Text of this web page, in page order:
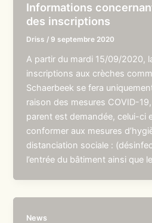
Informations
des inscriptions
Driss / 9 septembre 2020
A partir du mardi 15/09/2020,
inscriptions aux crèches
Schaerbeek se fera
raison des mesures COVID-
parent est demandée, celui-ci
conformer aux mesures
distanciation sociale :
l’entrée du bâtiment ainsi que
News